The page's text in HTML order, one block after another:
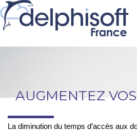
AUGMENTEZ
La diminution du temps d’accès aux